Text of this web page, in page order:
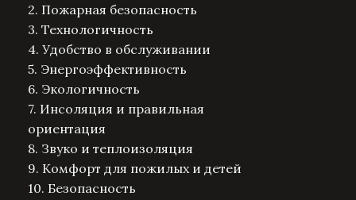
2. Пожарная безопасность
3. Технологичность
4. Удобство в обслуживании
5. Энергоэффективность
6. Экологичность
7. Инсоляция и правильная
ориентация
8. Звуко и теплоизоляция
9. Комфорт для пожилых и детей
10. Безопасность